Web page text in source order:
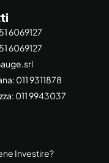
6069127
6069127
011 9311878
011 9943037
Investire?